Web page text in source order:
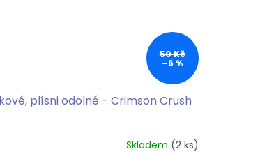
50 Kč
–6 %
plísni odolné - Crimson Crush
Skladem (2 ks)